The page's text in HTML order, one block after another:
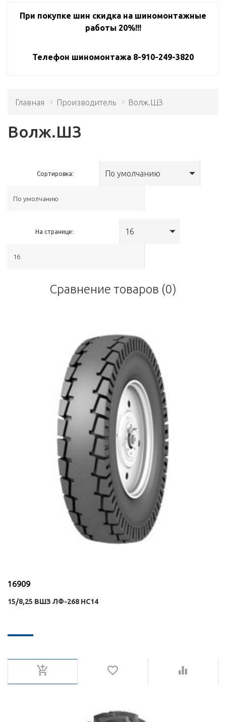
При покупке шин скидка на шиномонтажные
работы 20%!!!
Телефон шиномонтажа 8-910-249-3820
Главная Производитель Волж.ШЗ
Волж.ШЗ
Сортировка: По умолчанию
На странице: 16
Сравнение товаров (0)
16909
15/8,25 ВШЗ ЛФ-268 НС14